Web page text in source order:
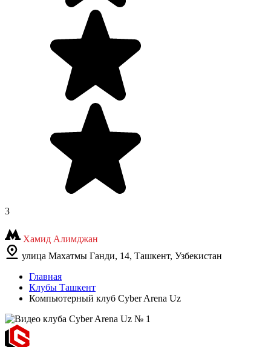
3
Хамид Алимджан
улица Махатмы Ганди, 14, Ташкент, Узбекистан
Главная
Клубы Ташкент
Компьютерный клуб Cyber Arena Uz